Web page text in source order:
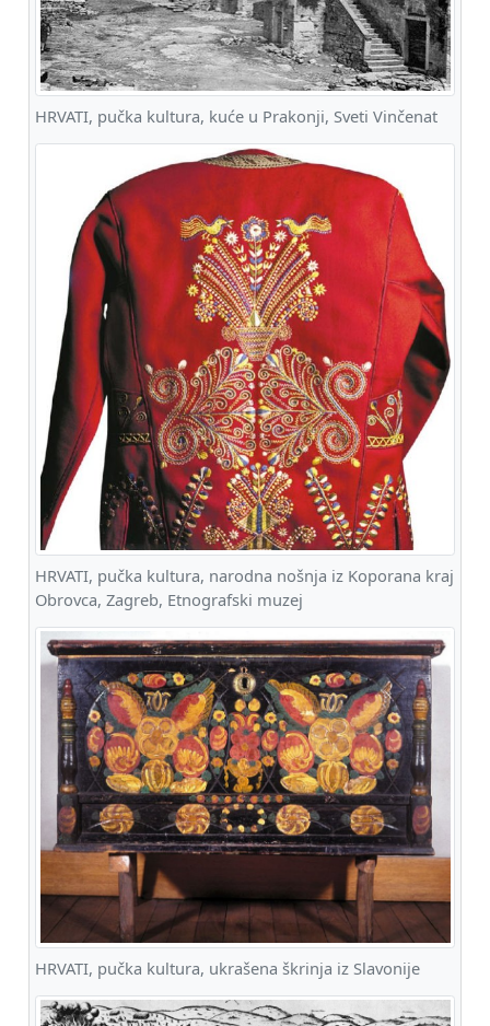
HRVATI, pučka kultura, kuće u Prakonji, Sveti Vinčenat
HRVATI, pučka kultura, narodna nošnja iz Koporana kraj
Obrovca, Zagreb, Etnografski muzej
HRVATI, pučka kultura, ukrašena škrinja iz Slavonije